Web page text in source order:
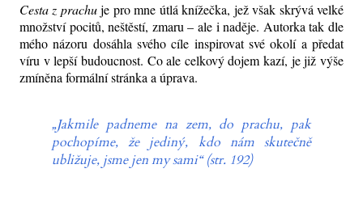
Cesta z prachuje pro mne útlá knížečka, jež však skrývá velké
množství pocitů, neštěstí, zmaru – ale i naděje. Autorka tak dle
mého názoru dosáhla svého cíle inspirovat své okolí a předat
víru v lepší budoucnost. Co ale celkový dojem kazí, je již výše
zmíněna formální stránka a úprava.
„Jakmile padneme na zem, do prachu, pak
pochopíme, že jediný, kdo nám skutečně
ubližuje, jsme jen my sami“ (str. 192)